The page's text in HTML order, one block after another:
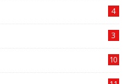
4
3
10